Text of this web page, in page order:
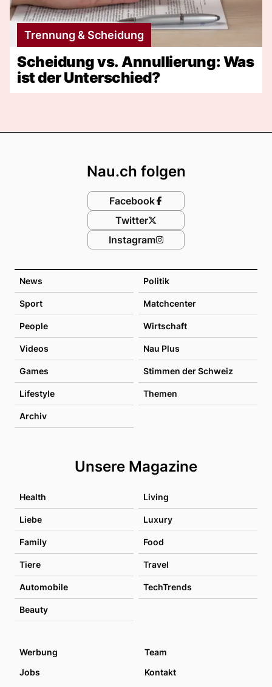
Trennung & Scheidung
Scheidung vs. Annullierung: Was
ist der Unterschied?
News Politik
Sport Matchcenter
People Wirtschaft
Videos Nau Plus
Games Stimmen der Schweiz
Lifestyle Themen
Archiv
Unsere Magazine
Health Living
Liebe Luxury
Family Food
Tiere Travel
Automobile TechTrends
Beauty
Nau.ch folgen
Facebook
Twitter
Instagram
Werbung
Team
Jobs
Kontakt